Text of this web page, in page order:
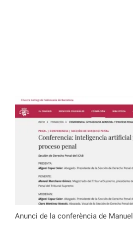
Anunci de la conferència de